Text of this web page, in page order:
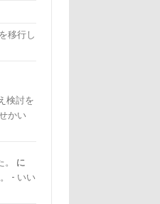
移行し
検討を
かい
に
- いい